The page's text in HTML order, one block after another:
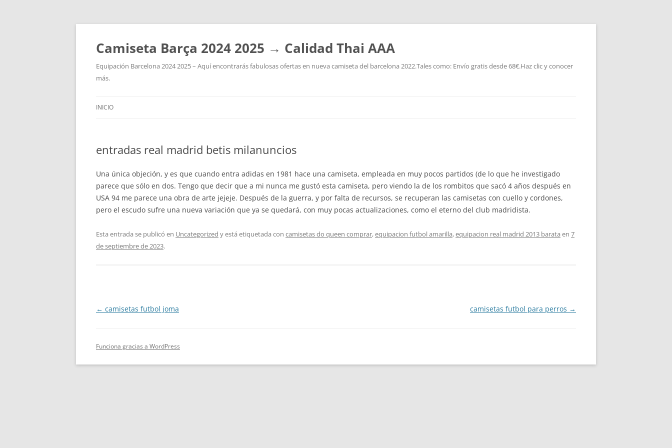
Camiseta Barça 2024 2025 → Calidad Thai AAA
Equipación Barcelona 2024 2025 – Aquí encontrarás fabulosas ofertas en nueva camiseta del barcelona 2022.Tales como: Envío gratis desde 68€.Haz clic y conocer
más.
INICIO
entradas real madrid betis milanuncios
Una única objeción, y es que cuando entra adidas en 1981 hace una camiseta, empleada en muy pocos partidos (de lo que he investigado
parece que sólo en dos. Tengo que decir que a mi nunca me gustó esta camiseta, pero viendo la de los rombitos que sacó 4 años después en
USA 94 me parece una obra de arte jejeje. Después de la guerra, y por falta de recursos, se recuperan las camisetas con cuello y cordones,
pero el escudo sufre una nueva variación que ya se quedará, con muy pocas actualizaciones, como el eterno del club madridista.
Esta entrada se publicó en Uncategorized y está etiquetada con camisetas do queen comprar,equipacion futbol amarilla,equipacion real madrid 2013 barata en 7
de septiembre de 2023.
Navegación
← camisetas futbol joma camisetas futbol para perros →
Funciona gracias a WordPress